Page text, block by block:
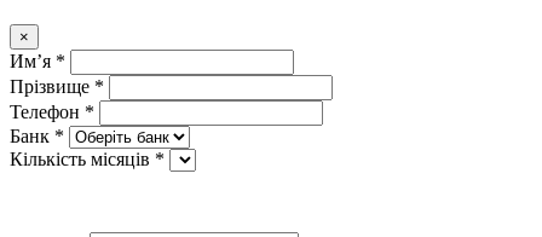
×
Имʼя *
Прізвище *
Телефон *
Банк *
Кількість місяців *